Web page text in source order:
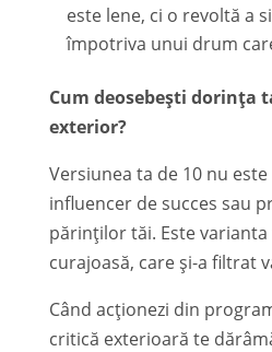
este lene, ci o revoltă a
împotriva unui drum
Cum deosebești dorința
exterior?
Versiunea ta de 10 nu
influencer de succes sau
părinților tăi. Este varianta
curajoasă, care și-a filtrat
Când acționezi din
critică exterioară te